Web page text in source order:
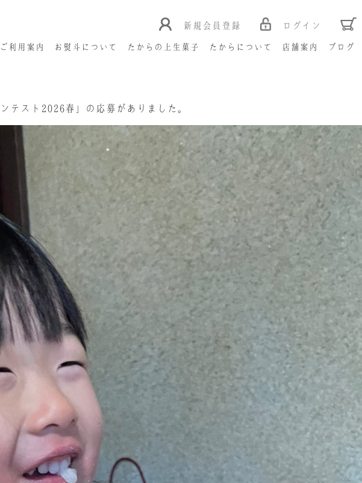
新規会員登録 ログイン
ご利用案内 お熨斗について たからの上生菓子 たからについて 店舗案内 ブログ
スト2026春」の応募がありました。